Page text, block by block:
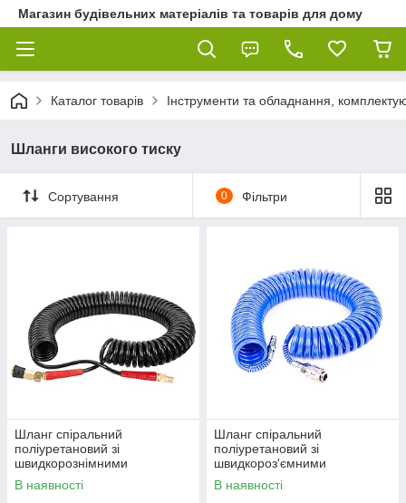
Магазин будівельних матеріалів та товарів для дому
Каталог товарів Інструменти та обладнання,
Шланги високого тиску
Сортування 0 Фільтри
Шланг спіральний
поліуретановий зі
швидкорознімними
з'єднаннями M-Flex
INTERTOOL STORM (PT-
В наявності
Шланг спіральний
поліуретановий зі
швидкороз'ємними
з'єднаннями INTERTOOL
(PT-1706) Ø5.5×8 мм, 5 м
В наявності